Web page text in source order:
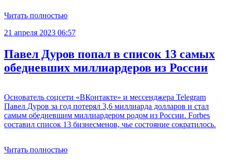
Читать полностью
21 апреля 2023 06:57
Павел Дуров попал в список 13 самых
обедневших миллиардеров из России
Основатель соцсети «ВКонтакте» и мессенджера Telegram
Павел Дуров за год потерял 3,6 миллиарда долларов и стал
самым обедневшим миллиардером родом из России. Forbes
составил список 13 бизнесменов, чье состояние сократилось.
Читать полностью